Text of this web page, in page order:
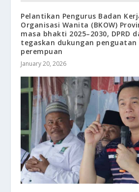
Pelantikan Pengurus Badan
Organisasi Wanita (BKOW)
masa bhakti 2025–2030, DPRD
tegaskan dukungan penguatan
perempuan
January 20, 2026